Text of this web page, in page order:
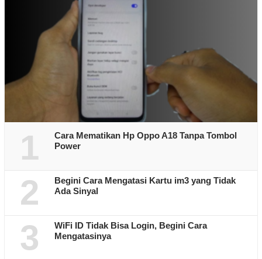
1
Cara Mematikan Hp Oppo A18 Tanpa Tombol
Power
2
Begini Cara Mengatasi Kartu im3 yang Tidak
Ada Sinyal
3
WiFi ID Tidak Bisa Login, Begini Cara
Mengatasinya